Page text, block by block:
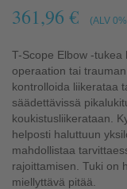
361,96 € (ALV
T-Scope Elbow -
operaation tai
kontrolloida liikerataa
säädettävissä
koukistusliikerataan.
helposti haluttuun
mahdollistaa
rajoittamisen. Tuki on
miellyttävä pitää.